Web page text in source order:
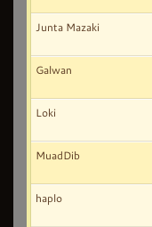
Junta Mazaki
Galwan
Loki
MuadDib
haplo